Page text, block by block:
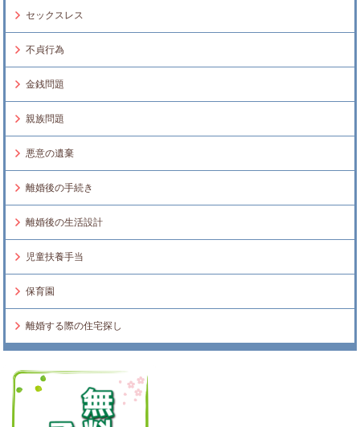
セックスレス
不貞行為
金銭問題
親族問題
悪意の遺棄
離婚後の手続き
離婚後の生活設計
児童扶養手当
保育園
離婚する際の住宅探し